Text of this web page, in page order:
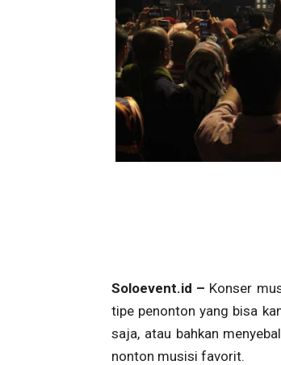
Soloevent.id – Konser
tipe penonton yang bisa
saja, atau bahkan
nonton musisi favorit.